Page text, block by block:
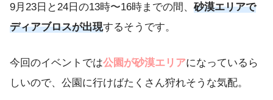
9月23日と24日の13時〜16時までの間、 砂漠エリアで
ディアブロスが出現するそうです。
今回のイベントでは公園が砂漠エリアになっているら
しいので、公園に行けばたくさん狩れそうな気配。